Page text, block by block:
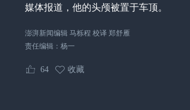
媒体报道，他的头颅被置于车顶。
澎湃新闻编辑 马栎程 校译 郑舒雁
责任编辑： 杨一
64 收藏